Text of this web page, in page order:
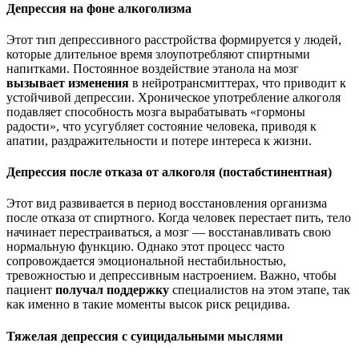
Депрессия на фоне алкоголизма
Этот тип депрессивного расстройства формируется у людей,
которые длительное время злоупотребляют спиртными
напитками. Постоянное воздействие этанола на мозг
вызывает изменения в нейротрансмиттерах, что приводит к
устойчивой депрессии. Хроническое употребление алкоголя
подавляет способность мозга вырабатывать «гормоны
радости», что усугубляет состояние человека, приводя к
апатии, раздражительности и потере интереса к жизни.
Депрессия после отказа от алкоголя (постабстинентная)
Этот вид развивается в период восстановления организма
после отказа от спиртного. Когда человек перестает пить, тело
начинает перестраиваться, а мозг — восстанавливать свою
нормальную функцию. Однако этот процесс часто
сопровождается эмоциональной нестабильностью,
тревожностью и депрессивным настроением. Важно, чтобы
пациент получал поддержку специалистов на этом этапе, так
как именно в такие моменты высок риск рецидива.
Тяжелая депрессия с суицидальными мыслями